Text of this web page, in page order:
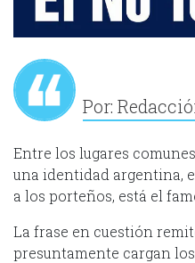
Por:
Entre los lugares
una identidad argentina,
a los porteños, está el
La frase en cuestión
presuntamente cargan